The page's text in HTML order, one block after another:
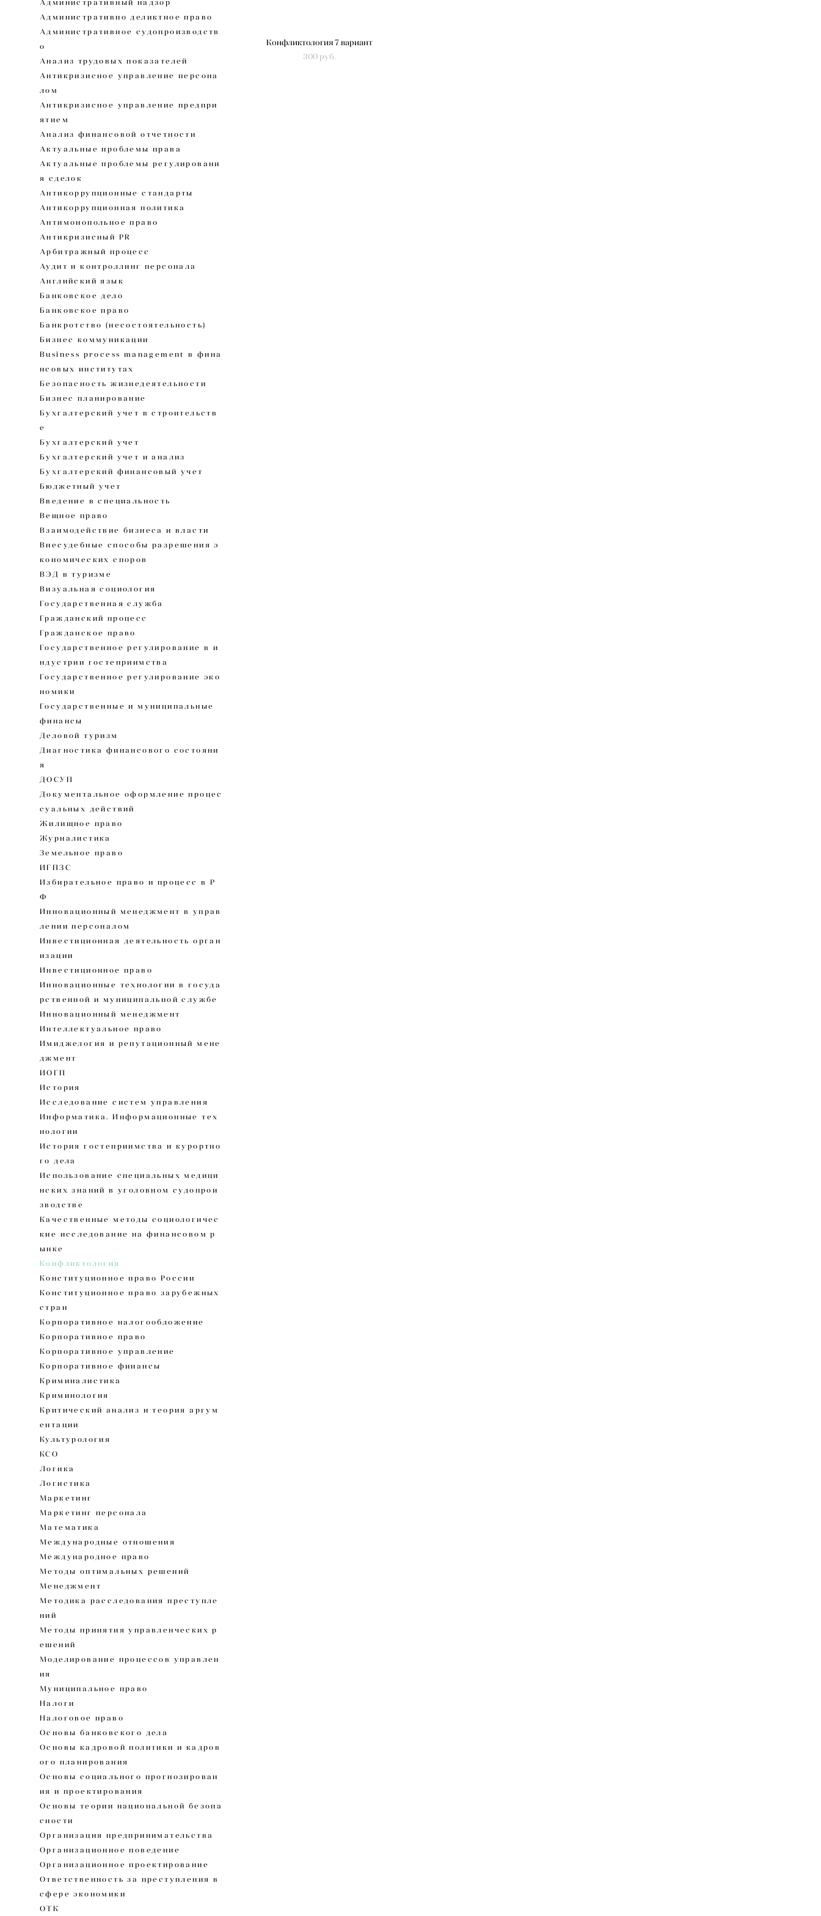
Административный надзор
Административно деликтное право
Административное судопроизводств
о
Анализ трудовых показателей
Антикризисное управление персона
лом
Антикризисное управление предпри
ятием
Анализ финансовой отчетности
Актуальные проблемы права
Актуальные проблемы регулировани
я сделок
Антикоррупционные стандарты
Антикоррупционная политика
Антимонопольное право
Антикризисный PR
Арбитражный процесс
Аудит и контроллинг персонала
Английский язык
Банковское дело
Банковское право
Банкротство (несостоятельность)
Бизнес коммуникации
Business process management в фина
нсовых институтах
Безопасность жизнедеятельности
Бизнес планирование
Бухгалтерский учет в строительств
е
Бухгалтерский учет
Бухгалтерский учет и анализ
Бухгалтерский финансовый учет
Бюджетный учет
Введение в специальность
Вещное право
Взаимодействие бизнеса и власти
Внесудебные способы разрешения э
кономических споров
ВЭД в туризме
Визуальная социология
Государственная служба
Гражданский процесс
Гражданское право
Государственное регулирование в и
ндустрии гостеприимства
Государственное регулирование эко
номики
Государственные и муниципальные
финансы
Деловой туризм
Диагностика финансового состояни
я
ДОСУП
Документальное оформление процес
суальных действий
Жилищное право
Журналистика
Земельное право
ИГПЗС
Избирательное право и процесс в Р
Ф
Инновационный менеджмент в управ
лении персоналом
Инвестиционная деятельность орган
изации
Инвестиционное право
Инновационные технологии в госуда
рственной и муниципальной службе
Инновационный менеджмент
Интеллектуальное право
Имиджелогия и репутационный мене
джмент
ИОГП
История
Исследование систем управления
Информатика. Информационные тех
нологии
История гостеприимства и курортно
го дела
Использование специальных медици
нских знаний в уголовном судопрои
зводстве
Качественные методы социологичес
кие исследование на финансовом р
ынке
Конфликтология
Конституционное право России
Конституционное право зарубежных
стран
Корпоративное налогообложение
Корпоративное право
Корпоративное управление
Корпоративное финансы
Криминалистика
Криминология
Критический анализ и теория аргум
ентации
Культурология
КСО
Логика
Логистика
Маркетинг
Маркетинг персонала
Математика
Международные отношения
Международное право
Методы оптимальных решений
Менеджмент
Методика расследования преступле
ний
Методы принятия управленческих р
ешений
Моделирование процессов управлен
ия
Муниципальное право
Налоги
Налоговое право
Основы банковского дела
Основы кадровой политики и кадров
ого планирования
Основы социального прогнозирован
ия и проектирования
Основы теории национальной безопа
сности
Организация предпринимательства
Организационное поведение
Организационное проектирование
Ответственность за преступления в
сфере экономики
ОТК
Конфликтология 7 вариант
300 pуб.